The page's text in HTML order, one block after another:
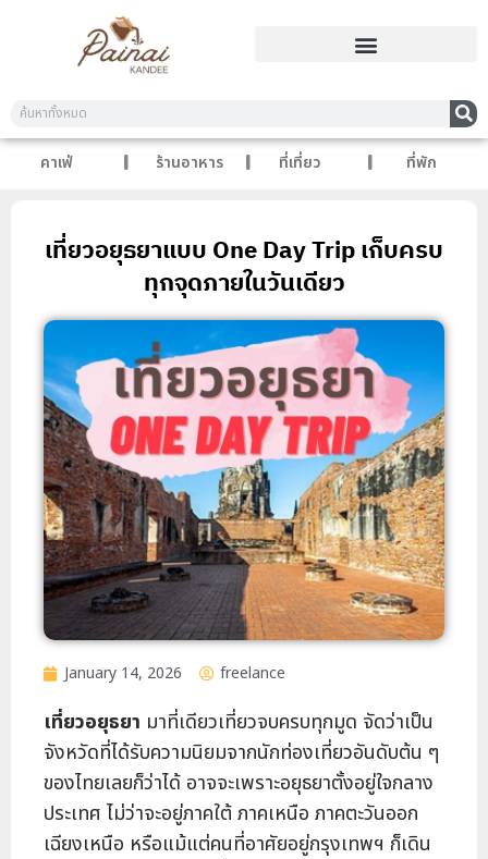
คาเฟ่ ร้านอาหาร ที่เที่ยว ที่พัก
เที่ยวอยุธยาแบบ One Day Trip เก็บครบ
ทุกจุดภายในวันเดียว
January 14, 2026 freelance
เที่ยวอยุธยา มาที่เดียวเที่ยวจบครบทุกมูด จัดว่าเป็น
จังหวัดที่ได้รับความนิยมจากนักท่องเที่ยวอันดับต้น ๆ
ของไทยเลยก็ว่าได้ อาจจะเพราะอยุธยาตั้งอยู่ใจกลาง
ประเทศ ไม่ว่าจะอยู่ภาคใต้ ภาคเหนือ ภาคตะวันออก
เฉียงเหนือ หรือแม้แต่คนที่อาศัยอยู่กรุงเทพฯ ก็เดิน